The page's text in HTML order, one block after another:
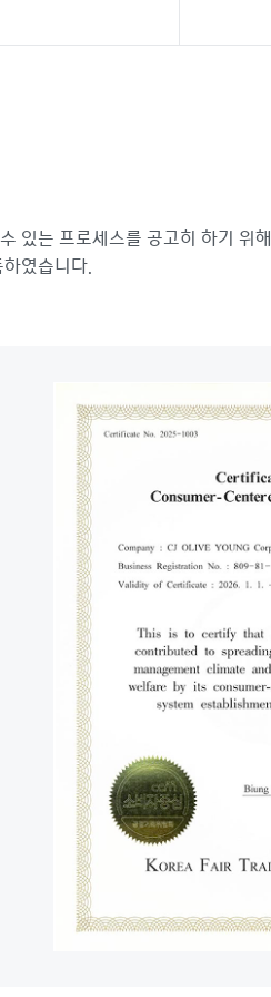
있는 프로세스를 공고히 하기 위해
였습니다.